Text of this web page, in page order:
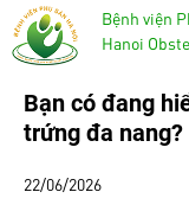
Bệnh viện
Hanoi
Bạn có đang
trứng đa nang?
22/06/2026